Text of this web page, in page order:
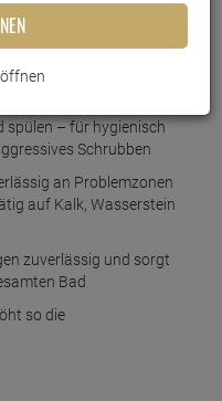
spülen – für hygienisch
Schrubben
an Problemzonen
auf Kalk, Wasserstein
zuverlässig und sorgt
Bad
so die